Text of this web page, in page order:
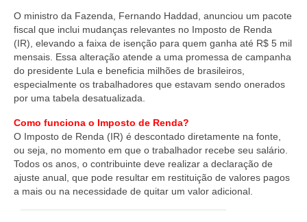
O ministro da Fazenda, Fernando Haddad, anunciou um pacote
fiscal que inclui mudanças relevantes no Imposto de Renda
(IR), elevando a faixa de isenção para quem ganha até R$ 5 mil
mensais. Essa alteração atende a uma promessa de campanha
do presidente Lula e beneficia milhões de brasileiros,
especialmente os trabalhadores que estavam sendo onerados
por uma tabela desatualizada.
Como funciona o Imposto de Renda?
O Imposto de Renda (IR) é descontado diretamente na fonte,
ou seja, no momento em que o trabalhador recebe seu salário.
Todos os anos, o contribuinte deve realizar a declaração de
ajuste anual, que pode resultar em restituição de valores pagos
a mais ou na necessidade de quitar um valor adicional.